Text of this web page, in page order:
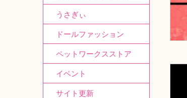
うさぎぃ
ドールファッション
ペットワークスストア
イベント
サイト更新